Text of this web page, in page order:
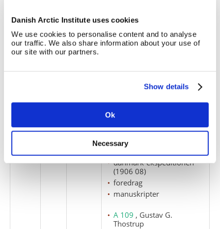
Danish Arctic Institute uses cookies
We use cookies to personalise content and to analyse
our traffic. We also share information about your use of
our site with our partners.
Show details
Ok
Necessary
(1906 08)
manuskripter
Thostrup
Ekspeditionen
Foredrag om Danmark-
Ekspeditionen + et 90-års
minde, september 1996.
danmark-ekspeditionen
(1906 08)
foredrag
manuskripter
A 109 , Gustav G.
Thostrup